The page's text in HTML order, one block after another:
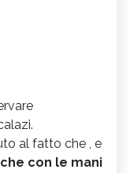
al fatto che
con le mani
, e